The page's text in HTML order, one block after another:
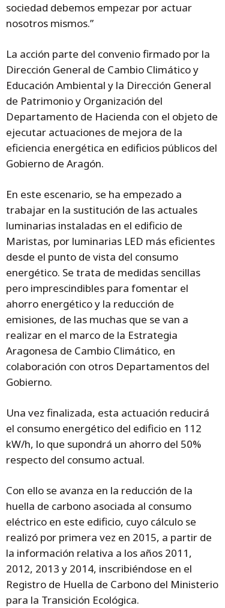
sociedad debemos empezar por actuar
nosotros mismos.”
La acción parte del convenio firmado por la
Dirección General de Cambio Climático y
Educación Ambiental y la Dirección General
de Patrimonio y Organización del
Departamento de Hacienda con el objeto de
ejecutar actuaciones de mejora de la
eficiencia energética en edificios públicos del
Gobierno de Aragón.
En este escenario, se ha empezado a
trabajar en la sustitución de las actuales
luminarias instaladas en el edificio de
Maristas, por luminarias LED más eficientes
desde el punto de vista del consumo
energético. Se trata de medidas sencillas
pero imprescindibles para fomentar el
ahorro energético y la reducción de
emisiones, de las muchas que se van a
realizar en el marco de la Estrategia
Aragonesa de Cambio Climático, en
colaboración con otros Departamentos del
Gobierno.
Una vez finalizada, esta actuación reducirá
el consumo energético del edificio en 112
kW/h, lo que supondrá un ahorro del 50%
respecto del consumo actual.
Con ello se avanza en la reducción de la
huella de carbono asociada al consumo
eléctrico en este edificio, cuyo cálculo se
realizó por primera vez en 2015, a partir de
la información relativa a los años 2011,
2012, 2013 y 2014, inscribiéndose en el
Registro de Huella de Carbono del Ministerio
para la Transición Ecológica.